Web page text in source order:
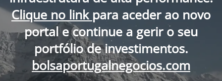
Clique no link para aceder ao novo
portal e continue a gerir o seu
portfólio de investimentos.
bolsaportugalnegocios.com